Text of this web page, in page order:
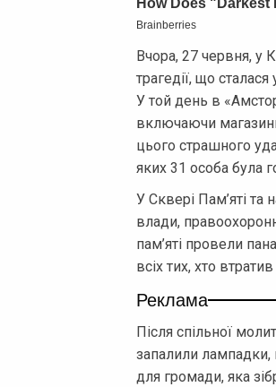
Вчора, 27 червня, у
трагедії, що
У той день в
включаючи магазини
цього страшного
яких 31 особа була
У Сквері Пам’яті та
влади,
пам’яті провели
всіх тих, хто
Реклама
Після спільної
запалили
для громади, яка